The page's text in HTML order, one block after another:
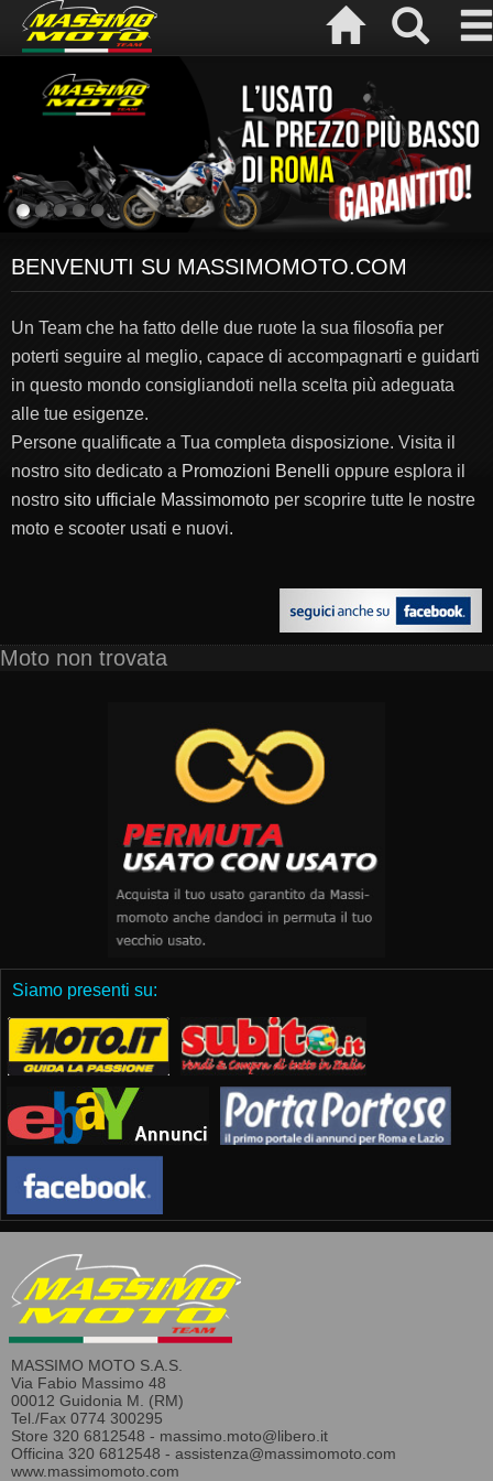
BENVENUTI SU MASSIMOMOTO.COM
Un Team che ha fatto delle due ruote la sua filosofia per
poterti seguire al meglio, capace di accompagnarti e guidarti
in questo mondo consigliandoti nella scelta più adeguata
alle tue esigenze.
Persone qualificate a Tua completa disposizione. Visita il
nostro sito dedicato a Promozioni Benelli oppure esplora il
nostro sito ufficiale Massimomoto per scoprire tutte le nostre
moto e scooter usati e nuovi.
Moto non trovata
Siamo presenti su:
MASSIMO MOTO S.A.S.
Via Fabio Massimo 48
00012 Guidonia M. (RM)
Tel./Fax 0774 300295
Store 320 6812548 - massimo.moto@libero.it
Officina 320 6812548 - assistenza@massimomoto.com
www.massimomoto.com